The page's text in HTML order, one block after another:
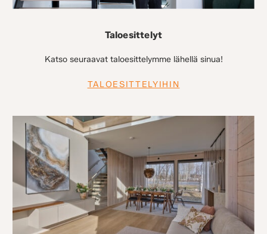
Taloesittelyt
Katso seuraavat taloesittelymme lähellä sinua!
TALOESITTELYIHIN